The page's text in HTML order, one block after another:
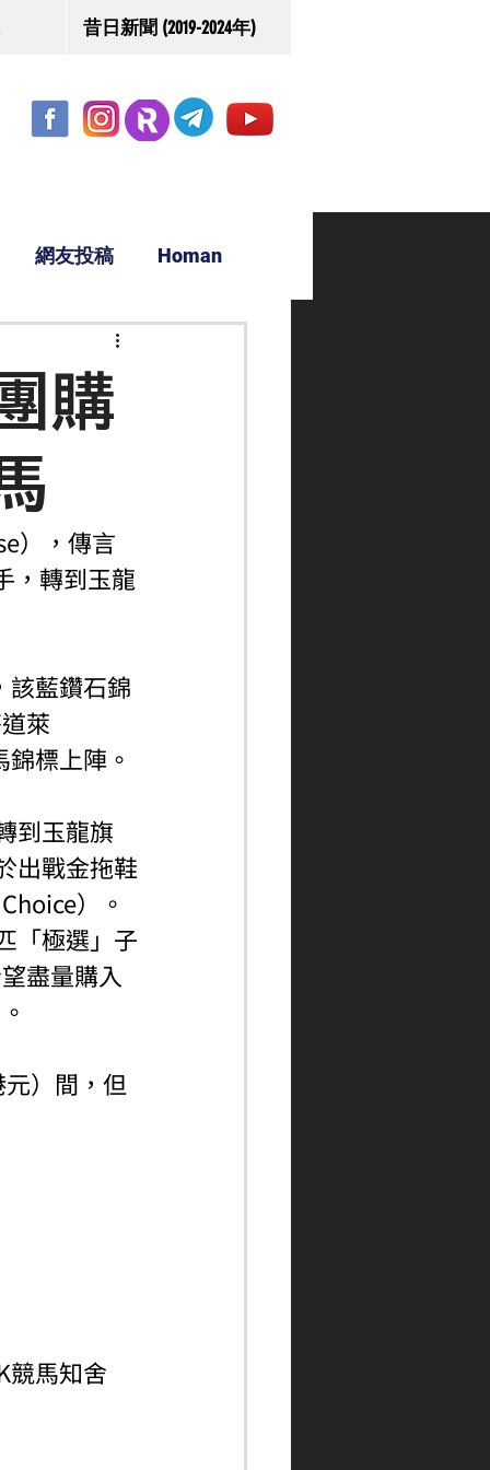
昔日新聞 (2019-2024年)
網友投稿 Homan
購
），傳言
，轉到玉龍
該藍鑽石錦
萊
標上陣。
到玉龍旗
出戰金拖鞋
）。
「極選」子
盡量購入
）間，但
馬知舍